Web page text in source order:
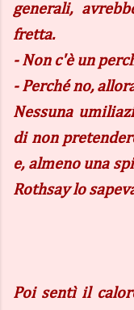
generali,
fretta.
- Non c'è un
- Perché no,
Nessuna
di non
e, almeno una
Rothsay lo
Poi sentì il